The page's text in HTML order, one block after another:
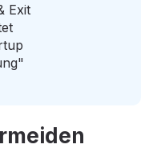
Exit